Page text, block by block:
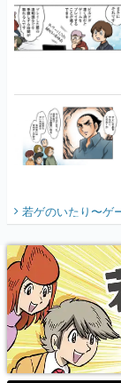
若ゲのいたり〜ゲ